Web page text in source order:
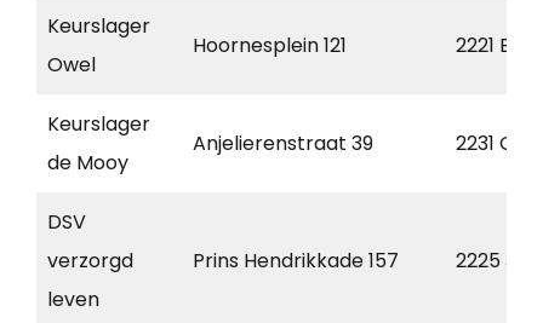
Keurslager
Owel
Hoornesplein 121 2221 BE
Keurslager
de Mooy
Anjelierenstraat 39 2231 GT
DSV
verzorgd
leven
Prins Hendrikkade 157 2225 JT